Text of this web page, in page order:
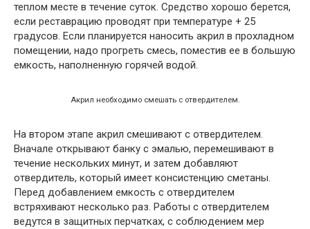
теплом месте в течение суток. Средство хорошо берется,
если реставрацию проводят при температуре + 25
градусов. Если планируется наносить акрил в прохладном
помещении, надо прогреть смесь, поместив ее в большую
емкость, наполненную горячей водой.
Акрил необходимо смешать с отвердителем.
На втором этапе акрил смешивают с отвердителем.
Вначале открывают банку с эмалью, перемешивают в
течение нескольких минут, и затем добавляют
отвердитель, который имеет консистенцию сметаны.
Перед добавлением емкость с отвердителем
встряхивают несколько раз. Работы с отвердителем
ведутся в защитных перчатках, с соблюдением мер